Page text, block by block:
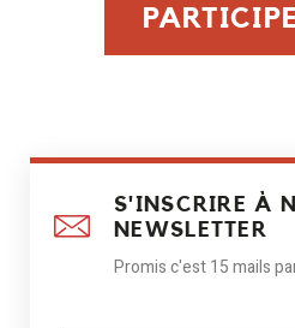
S'INSCRIRE À
NEWSLETTER
Promis c'est 15 mails